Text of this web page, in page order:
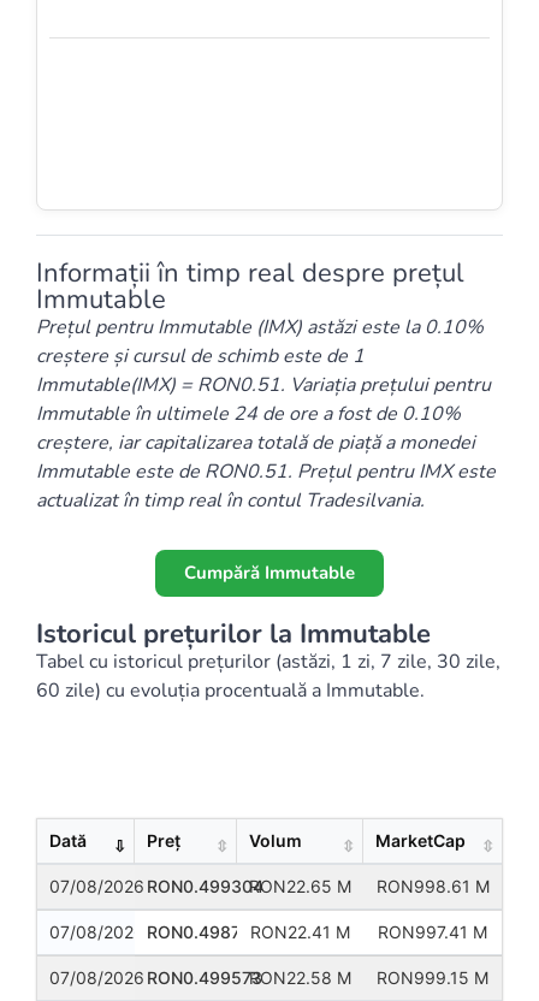
Informații în timp real despre prețul
Immutable
Prețul pentru Immutable (IMX) astăzi este la 0.10%
creștere și cursul de schimb este de 1
Immutable(IMX) = RON0.51. Variația prețului pentru
Immutable în ultimele 24 de ore a fost de 0.10%
creștere, iar capitalizarea totală de piață a monedei
Immutable este de RON0.51. Prețul pentru IMX este
actualizat în timp real în contul Tradesilvania.
Cumpără Immutable
Istoricul prețurilor la Immutable
Tabel cu istoricul prețurilor (astăzi, 1 zi, 7 zile, 30 zile,
60 zile) cu evoluția procentuală a Immutable.
Dată Preț Volum MarketCap
07/08/2026 RON0.499304RON22.65 M RON998.61 M
07/08/2026 RON0.498706RON22.41 M RON997.41 M
07/08/2026 RON0.499573RON22.58 M RON999.15 M